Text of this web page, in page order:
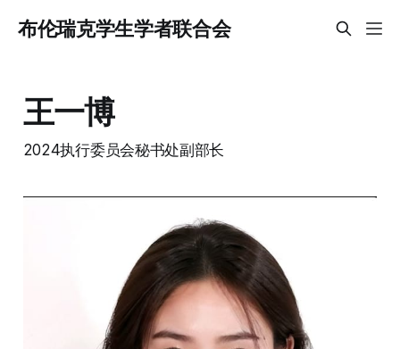
布伦瑞克学生学者联合会
王一博
2024执行委员会秘书处副部长